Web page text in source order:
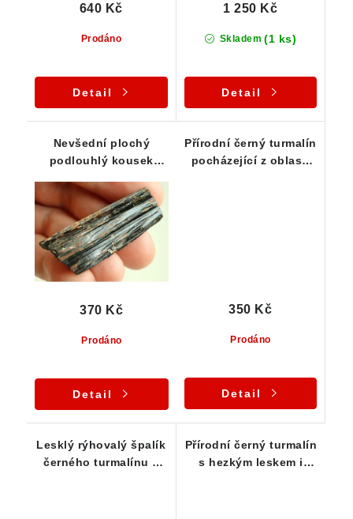
Prodáno
640 Kč
Detail
Skladem (1 ks)
1 250 Kč
Detail
Nevšední plochý
podlouhlý kousek
Prodáno
370 Kč
Detail
Přírodní černý turmalín
pocházející z oblasti
Prodáno
350 Kč
Detail
Lesklý rýhovalý špalík
černého turmalínu s
Přírodní černý turmalín
s hezkým leskem i